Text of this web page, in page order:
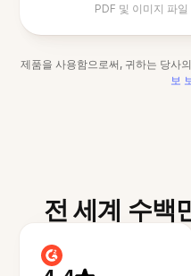
PDF 및 이미지 파
제품을 사용함으로써, 귀하는 당사의
보
전 세계 수백